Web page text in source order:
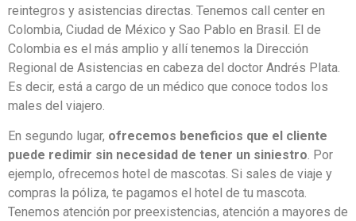
reintegros y asistencias directas. Tenemos call center en
Colombia, Ciudad de México y Sao Pablo en Brasil. El de
Colombia es el más amplio y allí tenemos la Dirección
Regional de Asistencias en cabeza del doctor Andrés Plata.
Es decir, está a cargo de un médico que conoce todos los
males del viajero.
En segundo lugar, ofrecemos beneficios que el cliente
puede redimir sin necesidad de tener un siniestro. Por
ejemplo, ofrecemos hotel de mascotas. Si sales de viaje y
compras la póliza, te pagamos el hotel de tu mascota.
Tenemos atención por preexistencias, atención a mayores de